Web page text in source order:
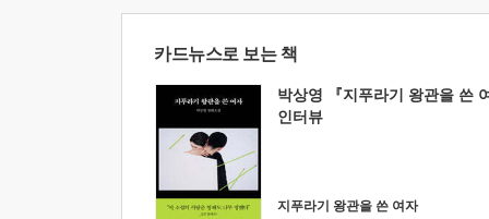
카드뉴스로 보는 책
박상영 『지푸라기 왕관을 쓴
인터뷰
지푸라기 왕관을 쓴 여자